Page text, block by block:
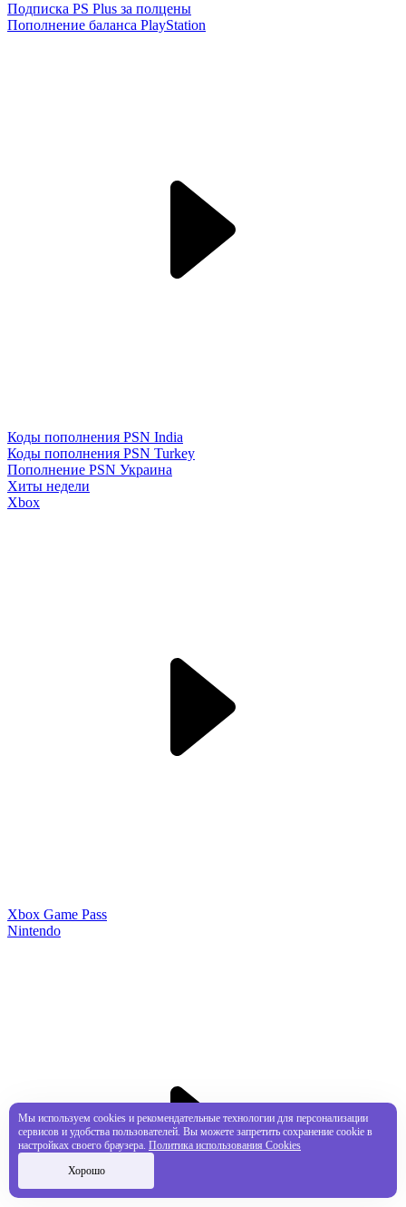
Подписка PS Plus за полцены
Пополнение баланса PlayStation
Коды пополнения PSN India
Коды пополнения PSN Turkey
Пополнение PSN Украина
Хиты недели
Xbox
Xbox Game Pass
Nintendo
Мы используем cookies и рекомендательные технологии для персонализации
сервисов и удобства пользователей. Вы можете запретить сохранение cookie в
настройках своего браузера. Политика использования Cookies
Хорошо